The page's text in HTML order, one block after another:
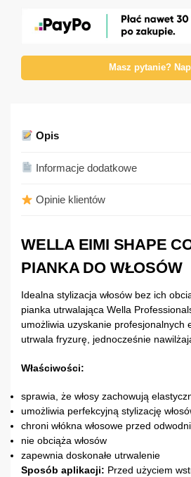
Masz pytanie?
Opis
Informacje dodatkowe
Opinie klientów
WELLA EIMI SHAPE
PIANKA DO WŁOSÓW
Idealna stylizacja włosów bez ich
pianka utrwalająca Wella
umożliwia uzyskanie profesjonalnych
utrwala fryzurę, jednocześnie
Właściwości:
sprawia, że włosy zachowują
umożliwia perfekcyjną stylizację
chroni włókna włosowe przed
nie obciąża włosów
zapewnia doskonałe utrwalenie
Sposób aplikacji: Przed użyciem